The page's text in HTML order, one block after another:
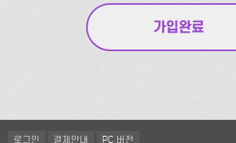
로그인 결제안내 PC 버전